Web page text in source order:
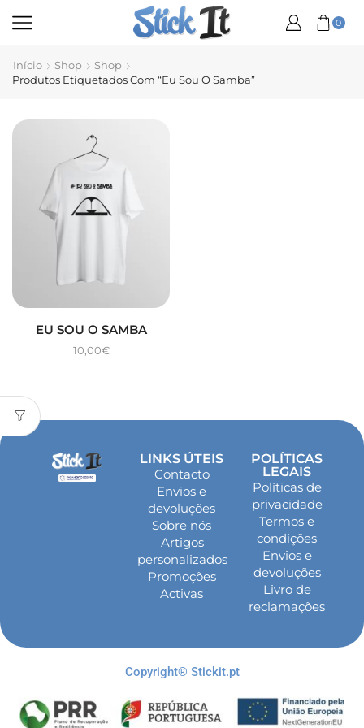
0
Início Shop
Shop
Produtos Etiquetados Com “Eu Sou O Samba”
EU SOU O SAMBA
10,00€
LINKS ÚTEIS
Contacto
Envios e
devoluções
Sobre nós
Artigos
personalizados
Promoções
Activas
POLÍTICAS
LEGAIS
Políticas de
privacidade
Termos e
condições
Envios e
devoluções
Livro de
reclamações
Copyright® Stickit.pt